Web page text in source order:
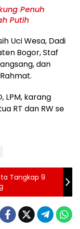
Penuh
Putih
Uci Wesa, Dadi
Bogor, Staf
dan
LPM, karang
RT dan RW se
Tangkap 9